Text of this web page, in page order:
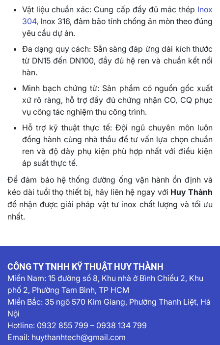
Vật liệu chuẩn xác: Cung cấp đầy đủ mác thép Inox
304, Inox 316, đảm bảo tính chống ăn mòn theo đúng
yêu cầu dự án.
Đa dạng quy cách: Sẵn sàng đáp ứng dải kích thước
từ DN15 đến DN100, đầy đủ hệ ren và chuẩn kết nối
hàn.
Minh bạch chứng từ: Sản phẩm có nguồn gốc xuất
xứ rõ ràng, hỗ trợ đầy đủ chứng nhận CO, CQ phục
vụ công tác nghiệm thu công trình.
Hỗ trợ kỹ thuật thực tế: Đội ngũ chuyên môn luôn
đồng hành cùng nhà thầu để tư vấn lựa chọn chuẩn
ren và độ dày phụ kiện phù hợp nhất với điều kiện
áp suất thực tế.
Để đảm bảo hệ thống đường ống vận hành ổn định và
kéo dài tuổi thọ thiết bị, hãy liên hệ ngay với Huy Thành
để nhận được giải pháp vật tư inox chất lượng và tối ưu
nhất.
CÔNG TY TNHH KỸ THUẬT HUY THÀNH
Miền Nam: 15 đường số 8, Khu nhà ở Bình Chiểu 2, Khu
phố 2, Phường Tam Bình, TP HCM
Miền Bắc: 35 ngõ 570 Kim Giang, Phường Thanh Liệt, Hà
Nội
Hotline: 0932 855 799 – 0938 134 799
Email: huythanhtech@gmail.com